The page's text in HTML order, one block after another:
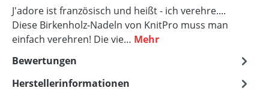
J'adore ist französisch und heißt - ich verehre....
Diese Birkenholz-Nadeln von KnitPro muss man
einfach verehren! Die vie… Mehr
Bewertungen
Herstellerinformationen